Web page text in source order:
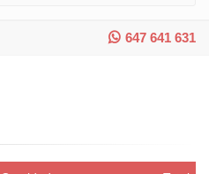
647 641 631